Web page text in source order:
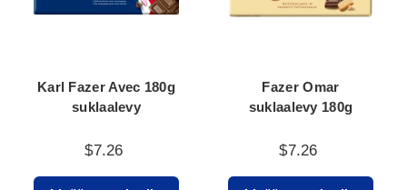
Karl Fazer Avec 180g
suklaalevy
$7.26
Fazer Omar
suklaalevy 180g
$7.26